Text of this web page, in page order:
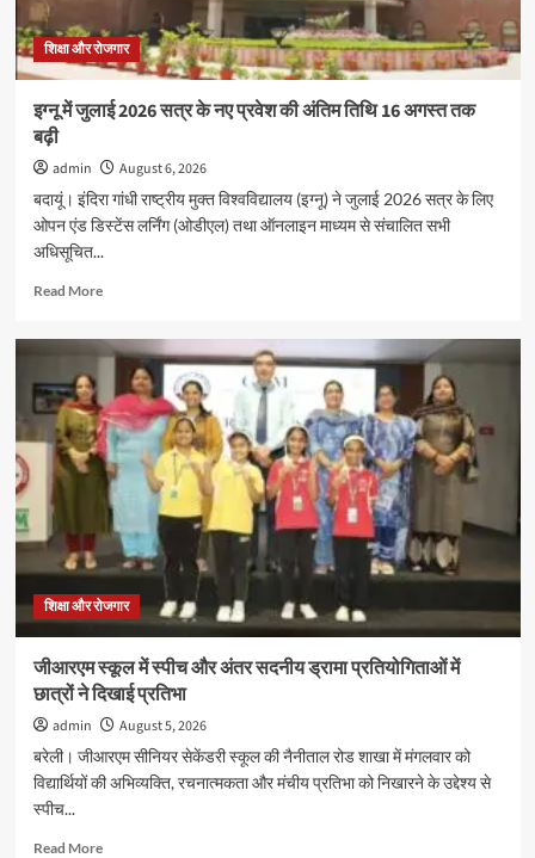
हुआ,बच्चो
ने
उत्साह
शिक्षा और रोजगार
इग्नू में जुलाई 2026 सत्र के नए प्रवेश की अंतिम तिथि 16 अगस्त तक
बढ़ी
admin
August 6, 2026
बदायूं। इंदिरा गांधी राष्ट्रीय मुक्त विश्वविद्यालय (इग्नू) ने जुलाई 2026 सत्र के लिए
ओपन एंड डिस्टेंस लर्निंग (ओडीएल) तथा ऑनलाइन माध्यम से संचालित सभी
अधिसूचित...
Read MoreRead
इग्नू
जुलाई
2026
सत्र
के
नए
प्रवेश
की
अंतिम
तिथि
16
अगस्त
बढ़ी
शिक्षा और रोजगार
जीआरएम स्कूल में स्पीच और अंतर सदनीय ड्रामा प्रतियोगिताओं में
छात्रों ने दिखाई प्रतिभा
admin
August 5, 2026
बरेली। जीआरएम सीनियर सेकेंडरी स्कूल की नैनीताल रोड शाखा में मंगलवार को
विद्यार्थियों की अभिव्यक्ति, रचनात्मकता और मंचीय प्रतिभा को निखारने के उद्देश्य से
स्पीच...
Read MoreRead